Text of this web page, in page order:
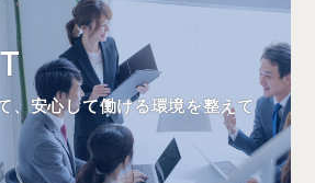
、安心して働ける環境を整えて